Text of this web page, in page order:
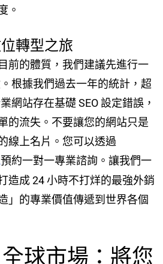
。
轉型之旅
前的體質，我們建議先進行一
根據我們過去一年的統計，超
網站存在基礎 SEO 設定錯誤，
的流失。不要讓您的網站只是
線上名片。您可以透過
預約一對一專業諮詢。讓我們一
造成 24 小時不打烊的最強外銷
」的專業價值傳遞到世界各個
球市場：將您